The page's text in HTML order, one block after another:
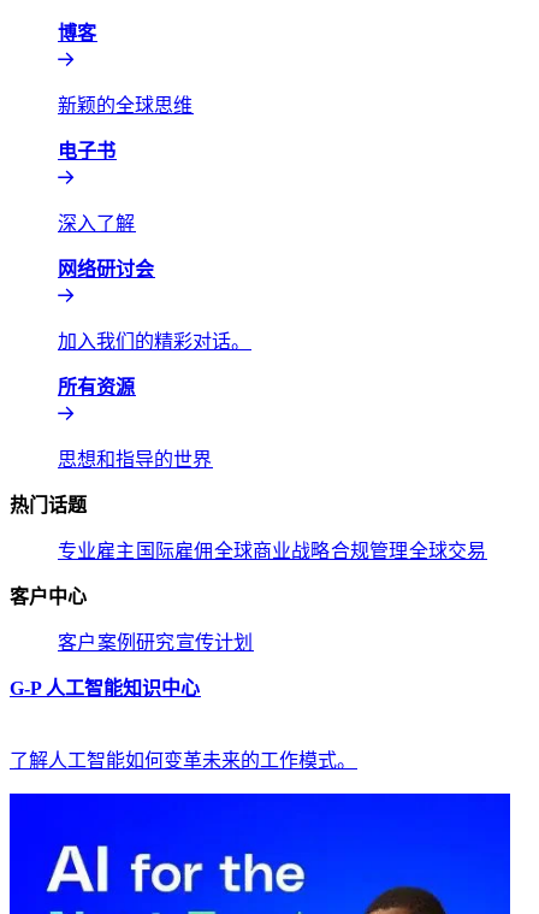
博客​​
新颖的全球思维​​
电子书​​
深入了解​​
网络研讨会​​
加入我们的精彩对话。​​
所有资源​​
思想和指导的世界​​
热门话题​​
专业雇主​​ 国际雇佣​​全球商业战略​​合规管理​​全球交易​​
客户中心​​
客户​​案例研究​​宣传计划​​
G-P 人工智能知识中心​​
了解人工智能如何变革未来的工作模式。​​